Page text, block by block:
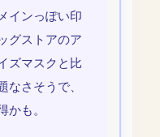
インっぽい印
グストアのア
ズマスクと比
さそうで、
も。